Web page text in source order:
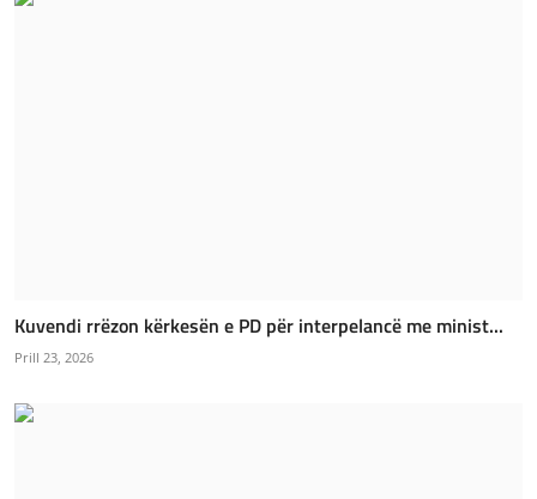
Kuvendi rrëzon kërkesën e PD për interpelancë me minist...
Prill 23, 2026